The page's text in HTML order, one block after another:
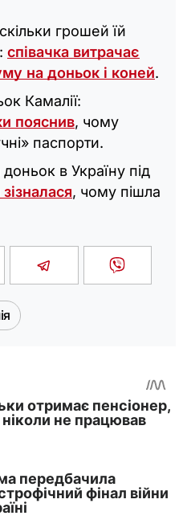
грошей їй
співачка витрачає
на доньок і коней.
Камалії:
пояснив, чому
паспорти.
в Україну під
, чому пішла